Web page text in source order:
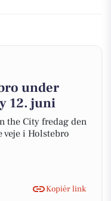
under
12. juni
the City fredag den
veje i Holstebro
Kopiér link